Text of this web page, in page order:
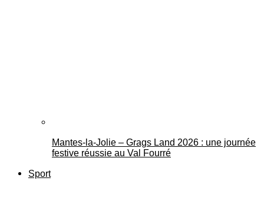
Mantes-la-Jolie – Grags Land 2026 : une journée
festive réussie au Val Fourré
Sport